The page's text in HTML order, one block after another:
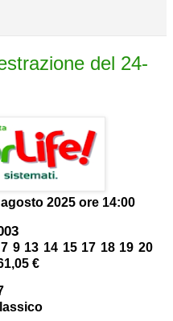
del 24-
2025 ore 14:00
9 13 14 15 17 18 19 20
€